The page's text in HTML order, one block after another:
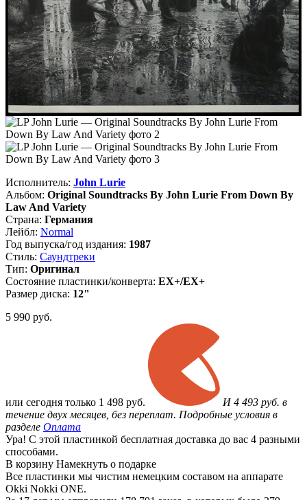
Исполнитель: John Lurie
Альбом: Original Soundtracks By John Lurie From Down By
Law And Variety
Страна: Германия
Лейбл: Normal
Год выпуска/год издания: 1987
Стиль: Саундтреки
Тип: Оригинал
Состояние пластинки/конверта: EX+/EX+
Размер диска: 12"
5 990 руб.
или сегодня только 1 498 руб.
И 4 493 руб. в
течение двух месяцев, без переплат. Подробные условия в
разделе Оплата
Ура! С этой пластинкой бесплатная доставка до вас 4 разными
способами.
В корзину Намекнуть о подарке
Все пластинки мы чистим немецким составом на аппарате
Okki Nokki ONE.